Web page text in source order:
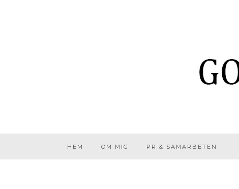
HEM OM MIG PR & SAMARBETEN